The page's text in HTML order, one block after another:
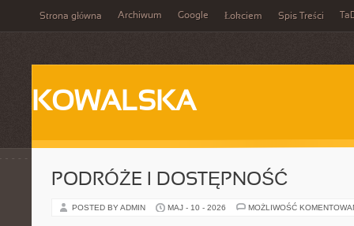
Strona główna Archiwum Google Łokciem Spis Treści
KOWALSKA
PODRÓŻE I DOSTĘPNOŚĆ
POSTED BY ADMIN MAJ - 10 - 2026 MOŻLIWOŚĆ